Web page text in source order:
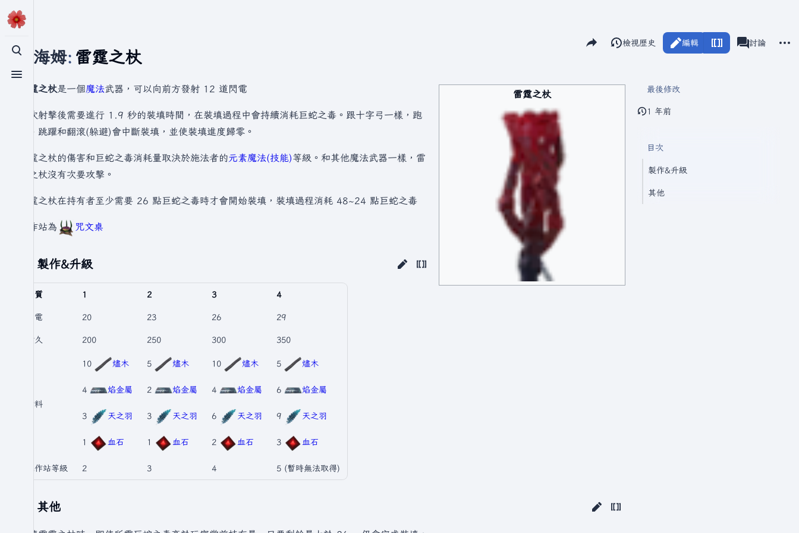
切換搜尋
切換選單
瓦爾海姆: 雷霆之杖
分享此頁面
視圖閱讀 編輯
檢視歷史 associated-
瓦爾海姆
討論
雷霆之杖
雷霆之杖是一個魔法武器，可以向前方發射 12 道閃電
每次射擊後需要進行 1.9 秒的裝填時間，在裝填過程中會持續消耗巨蛇之毒。跟十字弓一樣，跑
步、跳躍和翻滾(躲避)會中斷裝填，並使裝填進度歸零。
雷霆之杖的傷害和巨蛇之毒消耗量取決於施法者的元素魔法(技能)等級。和其他魔法武器一樣，雷
霆之杖沒有次要攻擊。
雷霆之杖在持有者至少需要 26 點巨蛇之毒時才會開始裝填，裝填過程消耗 48~24 點巨蛇之毒
製作站為 咒文桌
製作&升級
品質 1 2 3 4
閃電 20 23 26 29
耐久 200 250 300 350
材料
10 燼木
4 焰金屬
3 天之羽
1 血石
5 燼木
2 焰金屬
3 天之羽
1 血石
10 燼木
4 焰金屬
6 天之羽
2 血石
5 燼木
6 焰金屬
9 天之羽
3 血石
工作站等級 2 3 4 5 (暫時無法取得)
其他
最後修改
1 年前
目次
製作&升級
其他